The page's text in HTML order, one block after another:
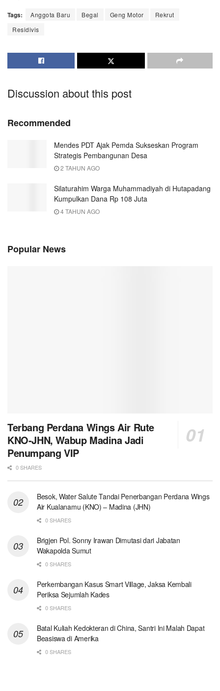
Tags: Anggota Baru Begal Geng Motor
Rekrut
Residivis
Discussion about this post
Recommended
Mendes PDT Ajak Pemda Sukseskan Program
Strategis Pembangunan Desa
2 TAHUN AGO
Silaturahim Warga Muhammadiyah di Hutapadang
Kumpulkan Dana Rp 108 Juta
4 TAHUN AGO
Popular News
Terbang Perdana Wings Air Rute
KNO-JHN, Wabup Madina Jadi
Penumpang VIP
0 SHARES
Besok, Water Salute Tandai Penerbangan Perdana Wings
Air Kualanamu (KNO) – Madina (JHN)
0 SHARES
Brigjen Pol. Sonny Irawan Dimutasi dari Jabatan
Wakapolda Sumut
0 SHARES
Perkembangan Kasus Smart Village, Jaksa Kembali
Periksa Sejumlah Kades
0 SHARES
Batal Kuliah Kedokteran di China, Santri Ini Malah Dapat
Beasiswa di Amerika
0 SHARES